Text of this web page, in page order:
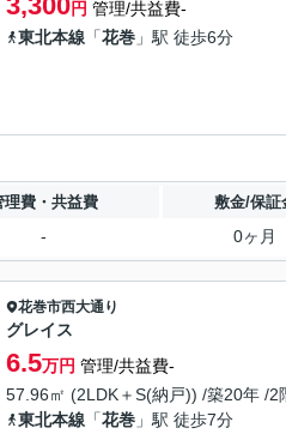
円 管理/共益費-
東北本線 「花巻 」駅 徒歩6分
理費・共益費 敷金/保証
- 0ヶ月
花巻市西大通り
グレイス
6.5万円 管理/共益費-
57.96㎡ (2LDK＋S(納戸)) /築20年 /2
東北本線 「花巻 」駅 徒歩7分